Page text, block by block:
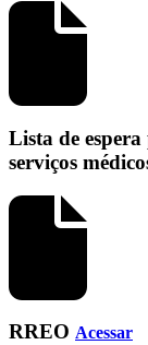
Lista de espera
serviços
RREO Acessar